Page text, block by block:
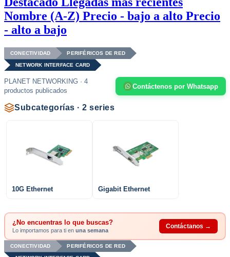
Nombre (A-Z) Precio - bajo a alto Precio
- alto a bajo
CONECTIVIDAD PERIFÉRICOS DE RED
NETWORK INTERFACE CARD
PLANET NETWORKING · 4
productos publicados
Contáctenos por Whatsapp
Subcategorías · 2 series
10G Ethernet Gigabit Ethernet
¿No encuentras lo que buscas?
Lo importamos para ti en una semana
Contáctanos →
CONECTIVIDAD PERIFÉRICOS DE RED